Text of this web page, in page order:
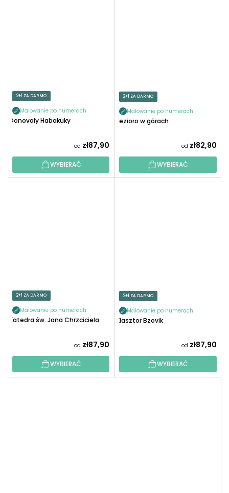
2+1 ZA DARMO
Malowanie po numerach
Donovaly Habakuky
od zł87,90
WYBIERAĆ
2+1 ZA DARMO
Malowanie po numerach
Jezioro w górach
od zł82,90
WYBIERAĆ
2+1 ZA DARMO
Malowanie po numerach
Katedra św. Jana Chrzciciela
od zł87,90
WYBIERAĆ
2+1 ZA DARMO
Malowanie po numerach
Klasztor Bzovik
od zł87,90
WYBIERAĆ